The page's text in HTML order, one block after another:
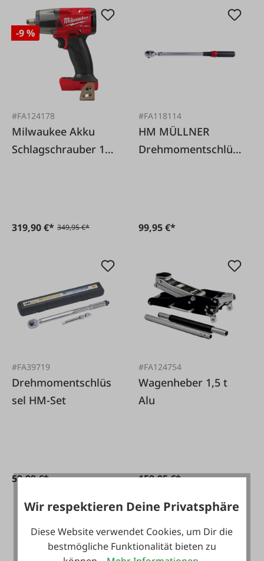
-9 %
#FA124178
Milwaukee Akku
Schlagschrauber 1/2
319,90 €* 349,95 €*
#FA118114
HM MÜLLNER
Drehmomentschlüs
99,95 €*
#FA39719
Drehmomentschlüs
sel HM-Set
59,99 €*
#FA124754
Wagenheber 1,5 t
Alu
159,95 €*
Wir respektieren Deine Privatsphäre
Diese Website verwendet Cookies, um Dir die
bestmögliche Funktionalität bieten zu